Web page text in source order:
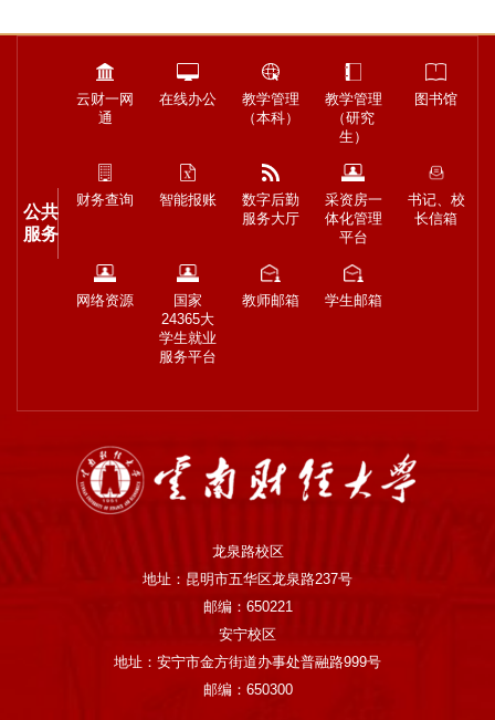
公共
服务
云财一网
通
在线办公
教学管理
（本科）
教学管理
（研究
生）
图书馆
财务查询 智能报账
数字后勤
服务大厅
采资房一
体化管理
平台
书记、校
长信箱
网络资源
国家
24365大
学生就业
服务平台
教师邮箱 学生邮箱
龙泉路校区
地址：昆明市五华区龙泉路237号
邮编：650221
安宁校区
地址：安宁市金方街道办事处普融路999号
邮编：650300